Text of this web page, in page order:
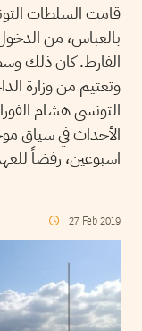
قامت السلطات
بالعباس، من الدخول
الفارط. كان ذلك
وتعتيم من وزارة
التونسي هشام
الأحداث في سياق
اسبوعين، رفضاً
27 Feb 2019